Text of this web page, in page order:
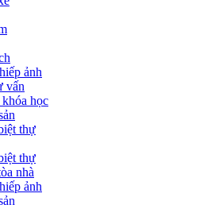
ảnh
vấn
học
thự
thự
nhà
ảnh